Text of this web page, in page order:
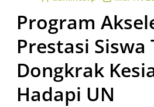
Program
Prestasi Siswa
Dongkrak
Hadapi UN